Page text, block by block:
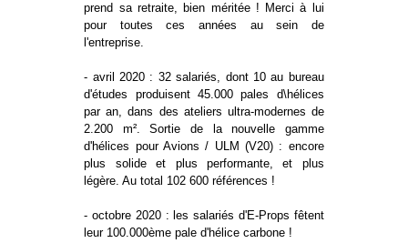
prend sa retraite, bien méritée ! Merci à lui
pour toutes ces années au sein de
l'entreprise.
- avril 2020 : 32 salariés, dont 10 au bureau
d'études produisent 45.000 pales d\hélices
par an, dans des ateliers ultra-modernes de
2.200 m². Sortie de la nouvelle gamme
d'hélices pour Avions / ULM (V20) : encore
plus solide et plus performante, et plus
légère. Au total 102 600 références !
- octobre 2020 : les salariés d'E-Props fêtent
leur 100.000ème pale d'hélice carbone !